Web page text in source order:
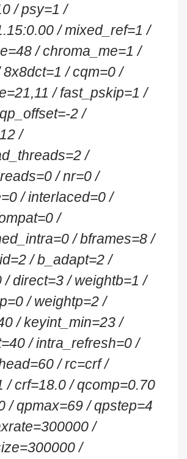
/ psy=1 /
/ mixed_ref=1 /
/ chroma_me=1 /
8x8dct=1 / cqm=0 /
/ fast_pskip=1 /
2 /
/
/
/ nr=0 /
/ interlaced=0 /
/
/ bframes=8 /
/ b_adapt=2 /
/ direct=3 / weightb=1 /
/ weightp=2 /
/ keyint_min=23 /
/ intra_refresh=0 /
/ rc=crf /
/ crf=18.0 / qcomp=0.70
/ qpmax=69 / qpstep=4
/
/